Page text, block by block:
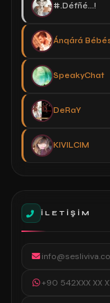
#.Défñé...!
Ánqárá
SpeakyChat
DeRaY
KIVILCIM
İLETIŞIM
+90 542XXX XX